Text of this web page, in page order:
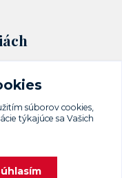
súborov cookies,
týkajúce sa Vašich